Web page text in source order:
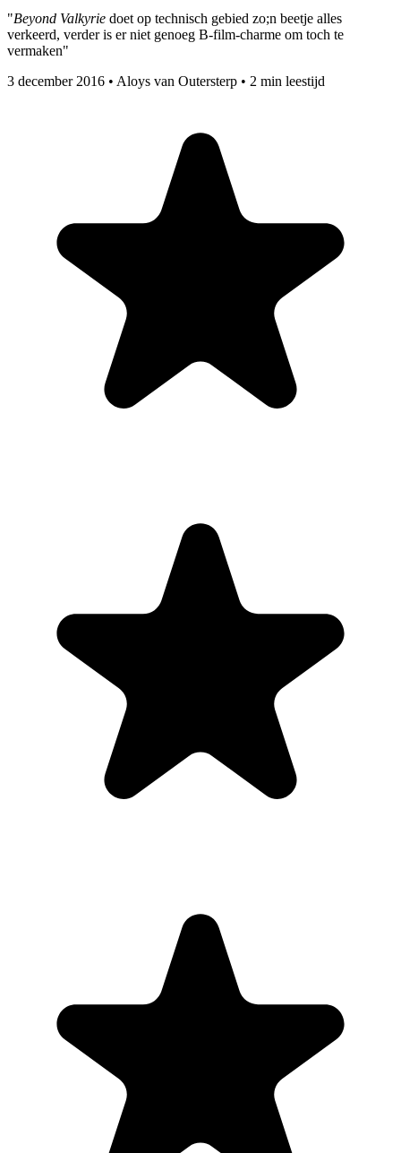
"Beyond Valkyrie doet op technisch gebied zo;n beetje alles
verkeerd, verder is er niet genoeg B-film-charme om toch te
vermaken"
3 december 2016 • Aloys van Outersterp • 2 min leestijd